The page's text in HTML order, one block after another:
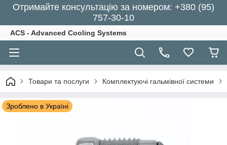
Отримайте консультацію за номером: +380 (95)
757-30-10
ACS - Advanced Cooling Systems
Товари та послуги Комплектуючі гальмівної системи
Зроблено в Україні